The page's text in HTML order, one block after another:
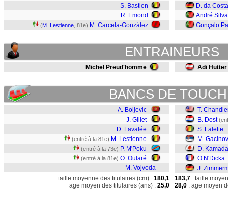
S. Bastien
R. Emond
(M. Lestienne , 81e) M. Carcela-González
D. da Costa
André Silva
Gonçalo
ENTRAINEURS
Michel Preud'homme Adi Hütter
BANCS DE
A. Boljevic
J. Gillet
D. Lavalée
(entré à la 81e) M. Lestienne
(entré à la 73e) P. M'Poku
(entré à la 81e) O. Oularé
M. Vojvoda
T.
B. Dost
S. Falette
M.
D. Kamada
O.N'Dicka
J.
taille moyenne des titulaires (cm) : 180,1
age moyen des titulaires (ans) : 25,0
183,7 : taille
28,0 : age moyen